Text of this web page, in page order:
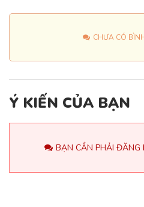
CHƯA CÓ
Ý KIẾN CỦA BẠN
BẠN CẦN PHẢI ĐĂNG